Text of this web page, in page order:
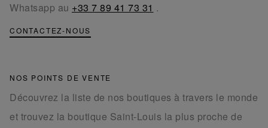
Whatsapp au +33 7 89 41 73 31 .
CONTACTEZ-NOUS
NOS POINTS DE VENTE
Découvrez la liste de nos boutiques à travers le monde
et trouvez la boutique Saint-Louis la plus proche de